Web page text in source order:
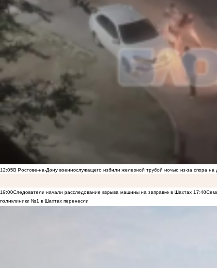
12:05В Ростове-на-Дону военнослужащего избили железной трубой ночью из-за спора на
19:00Следователи начали расследование взрыва машины на заправке в Шахтах 17:40
поликлиники №1 в Шахтах перенесли